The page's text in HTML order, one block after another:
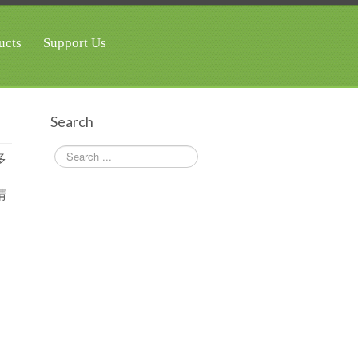
Support Us
Search
Search